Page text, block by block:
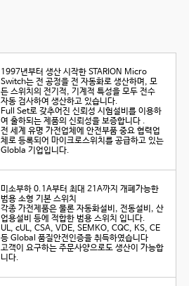
1997년부터 생산 시작한 STARION Micro
Switch는 전 공정을 전 자동화로 생산하며, 모
든 스위치의 전기적, 기계적 특성을 모두 전수
자동 검사하여 생산하고 있습니다.
Full Set로 갖추어진 신뢰성 시험설비를 이용하
여 출하되는 제품의 신뢰성을 보증합니다 .
전 세계 유명 가전업체에 안전부품 중요 협력업
체로 등록되어 마이크로스위치를 공급하고 있는
Globla 기업입니다.
미소부하 0.1A부터 최대 21A까지 개폐가능한
범용 소형 기본 스위치
각종 가전제품은 물론 자동화설비, 전동설비, 산
업용설비 등에 적합한 범용 스위치 입니다.
UL, cUL, CSA, VDE, SEMKO, CQC, KS, CE
등 Global 품질안전인증을 취득하였습니다
고객이 요구하는 주문사양으로도 생산이 가능합
니다.